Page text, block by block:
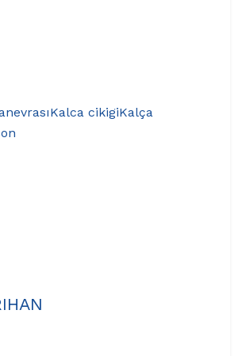
Kalca cikigiKalça